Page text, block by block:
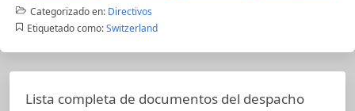
Categorizado en: Directivos
Etiquetado como: Switzerland
Lista completa de documentos del despacho